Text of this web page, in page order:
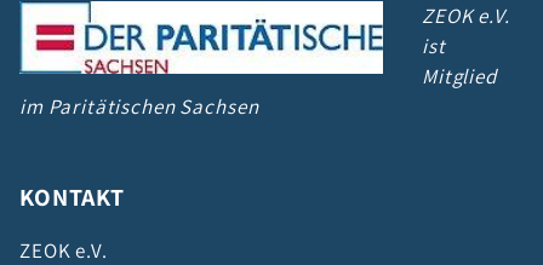
ZEOK e.V.
ist
Mitglied
im Paritätischen Sachsen
KONTAKT
ZEOK e.V.